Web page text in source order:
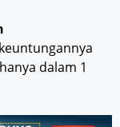
dalam 1